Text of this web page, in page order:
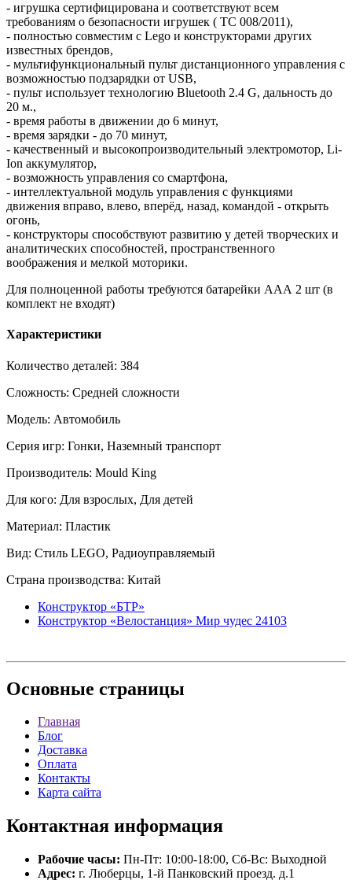
- игрушка сертифицирована и соответствуют всем
требованиям о безопасности игрушек ( TC 008/2011),
- полностью совместим с Lego и конструкторами других
известных брендов,
- мультифункциональный пульт дистанционного управления с
возможностью подзарядки от USB,
- пульт использует технологию Bluetooth 2.4 G, дальность до
20 м.,
- время работы в движении до 6 минут,
- время зарядки - до 70 минут,
- качественный и высокопроизводительный электромотор, Li-
Ion аккумулятор,
- возможность управления со смартфона,
- интеллектуальной модуль управления с функциями
движения вправо, влево, вперёд, назад, командой - открыть
огонь,
- конструкторы способствуют развитию у детей творческих и
аналитических способностей, пространственного
воображения и мелкой моторики.
Для полноценной работы требуются батарейки ААА 2 шт (в
комплект не входят)
Характеристики
Количество деталей: 384
Сложность: Средней сложности
Модель: Автомобиль
Серия игр: Гонки, Наземный транспорт
Производитель: Mould King
Для кого: Для взрослых, Для детей
Материал: Пластик
Вид: Стиль LEGO, Радиоуправляемый
Страна производства: Китай
Конструктор «БТР»
Конструктор «Велостанция» Мир чудес 24103
Основные страницы
Главная
Блог
Доставка
Оплата
Контакты
Карта сайта
Контактная информация
Рабочие часы: Пн-Пт: 10:00-18:00, Сб-Вс: Выходной
Адрес: г. Люберцы, 1-й Панковский проезд. д.1